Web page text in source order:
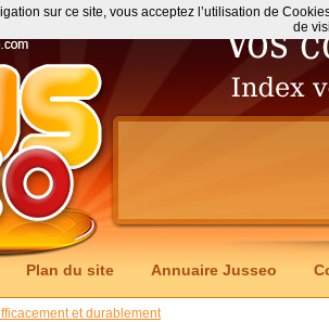
Plan du site Annuaire Jusseo
et durablement
sur ce site, vous acceptez l’utilisation de
de